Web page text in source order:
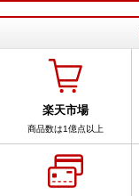
楽天市場
商品数は1億点以上